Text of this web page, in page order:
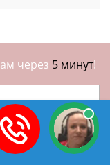
через 5 минут!